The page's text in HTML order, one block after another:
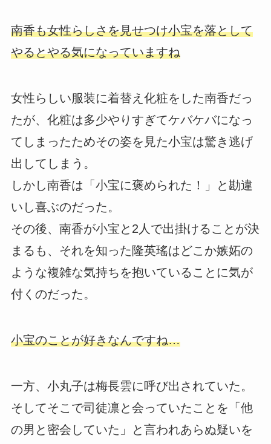
南香も女性らしさを見せつけ小宝を落として
やるとやる気になっていますね
女性らしい服装に着替え化粧をした南香だっ
たが、化粧は多少やりすぎてケバケバになっ
てしまったためその姿を見た小宝は驚き逃げ
出してしまう。
しかし南香は「小宝に褒められた！」と勘違
いし喜ぶのだった。
その後、南香が小宝と2人で出掛けることが決
まるも、それを知った隆英瑤はどこか嫉妬の
ような複雑な気持ちを抱いていることに気が
付くのだった。
小宝のことが好きなんですね…
一方、小丸子は梅長雲に呼び出されていた。
そしてそこで司徒凛と会っていたことを「他
の男と密会していた」と言われあらぬ疑いを